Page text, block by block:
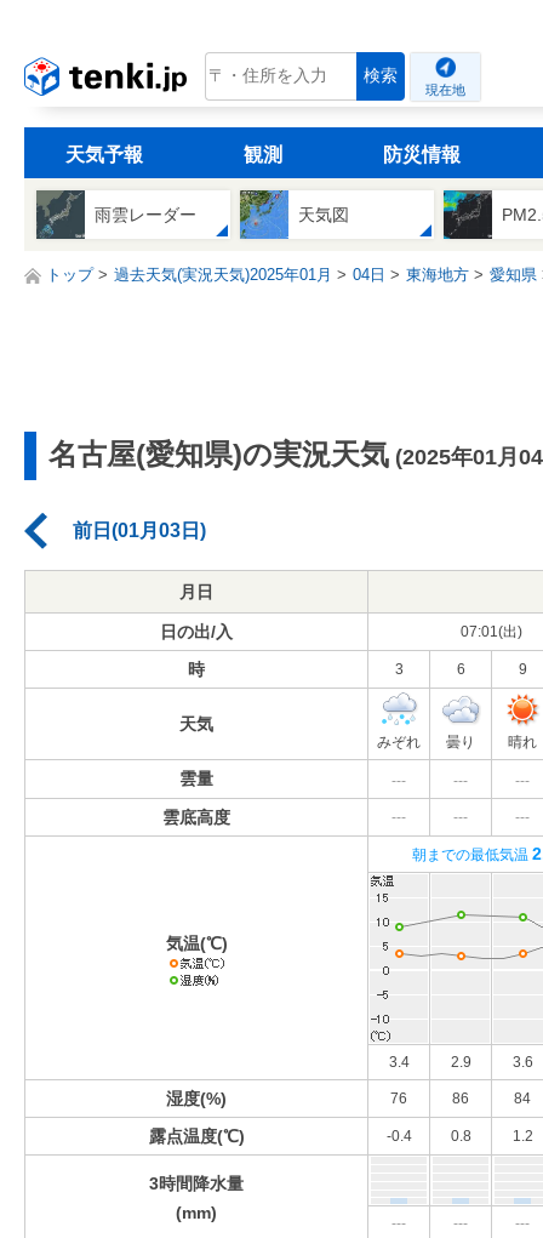
tenki.jp 検索
現在地
天気予報 観測 防災情報
雨雲レーダー 天気図
トップ 過去天気(実況天気)2025年01月 04日 東海地方 愛知県
名古屋(愛知県)の実況天気 (2025年01月
前日(01月03日)
月日
日の出/入 07:01(出)
時 3 6 9
天気
みぞれ 曇り 晴れ
雲量 --- --- ---
雲底高度 --- --- ---
気温(℃)
朝までの最低気温
3.4 2.9 3.6
湿度(%) 76 86 84
露点温度(℃) -0.4 0.8 1.2
3時間降水量
(mm)
--- --- ---